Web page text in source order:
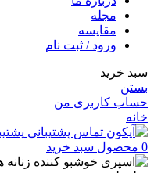
مجله
مقایسه
ورود / ثبت نام
سبد خرید
بستن
حساب کاربری من
خانه
0 محصول سبد خرید